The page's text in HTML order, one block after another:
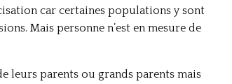
car certaines populations y sont
Mais personne n’est en mesure de
leurs parents ou grands parents mais